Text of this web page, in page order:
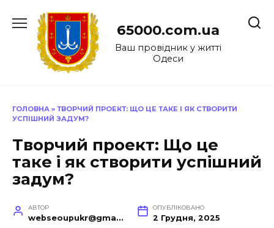
до
65000.com.ua
Ваш провідник у житті
Одеси
ГОЛОВНА » ТВОРЧИЙ ПРОЕКТ: ЩО ЦЕ ТАКЕ І ЯК СТВОРИТИ
УСПІШНИЙ ЗАДУМ?
Творчий проект: Що це
таке і як створити успішний
задум?
АВТОР
webseoupukr@gmail.com
ОПУБЛІКОВАНО
2 Грудня, 2025